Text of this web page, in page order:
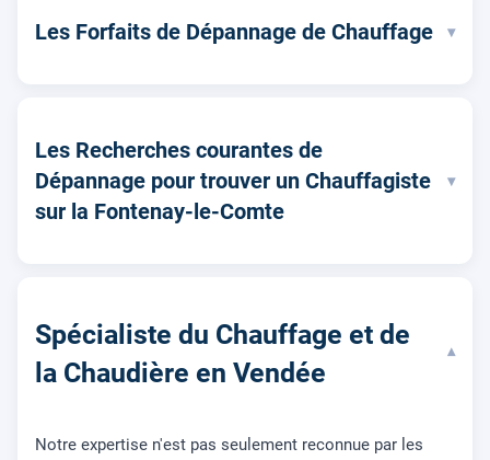
Les Forfaits de Dépannage de Chauffage ▾
Les Recherches courantes de
Dépannage pour trouver un Chauffagiste
sur la Fontenay-le-Comte
▾
Spécialiste du Chauffage et de
la Chaudière en Vendée
▾
Notre expertise n'est pas seulement reconnue par les